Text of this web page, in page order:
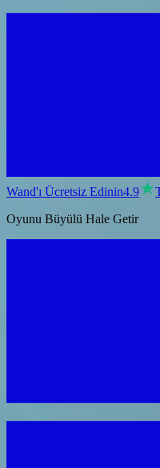
Wand'ı Ücretsiz Edinin4.9
Oyunu Büyülü Hale Getir